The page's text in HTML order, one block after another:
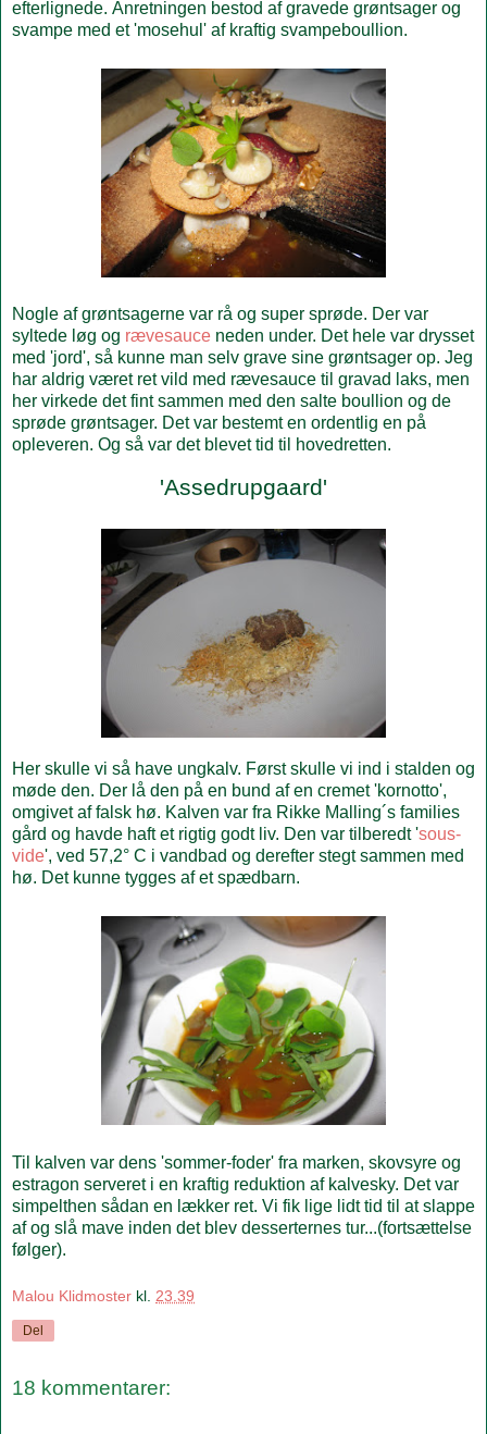
efterlignede. Anretningen bestod af gravede grøntsager og
svampe med et 'mosehul' af kraftig svampeboullion.
Nogle af grøntsagerne var rå og super sprøde. Der var
syltede løg og rævesauce neden under. Det hele var drysset
med 'jord', så kunne man selv grave sine grøntsager op. Jeg
har aldrig været ret vild med rævesauce til gravad laks, men
her virkede det fint sammen med den salte boullion og de
sprøde grøntsager. Det var bestemt en ordentlig en på
opleveren. Og så var det blevet tid til hovedretten.
'Assedrupgaard'
Her skulle vi så have ungkalv. Først skulle vi ind i stalden og
møde den. Der lå den på en bund af en cremet 'kornotto',
omgivet af falsk hø. Kalven var fra Rikke Malling´s families
gård og havde haft et rigtig godt liv. Den var tilberedt 'sous-
vide', ved 57,2° C i vandbad og derefter stegt sammen med
hø. Det kunne tygges af et spædbarn.
Til kalven var dens 'sommer-foder' fra marken, skovsyre og
estragon serveret i en kraftig reduktion af kalvesky. Det var
simpelthen sådan en lækker ret. Vi fik lige lidt tid til at slappe
af og slå mave inden det blev desserternes tur...(fortsættelse
følger).
Malou Klidmoster kl. 23.39
Del
18 kommentarer: